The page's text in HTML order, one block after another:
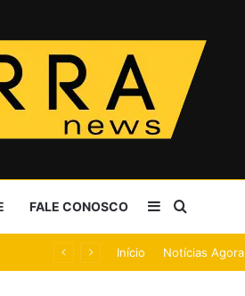
FALE CONOSCO Barra Lateral
Início Notícias Agora